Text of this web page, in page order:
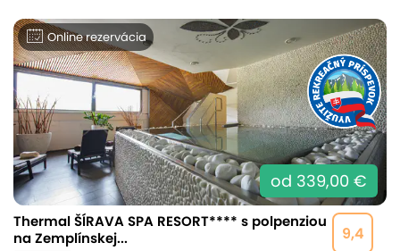
Online rezervácia
od 339,00 €
9,4
Thermal ŠÍRAVA SPA RESORT**** s polpenziou
na Zemplínskej...